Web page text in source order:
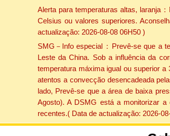
Alerta para temperaturas altas, laranja
Celsius ou valores superiores.
actualização: 2026-08-08 06H50 )
SMG－Info especial：Prevê-se que a
Leste da China. Sob a influência da
temperatura máxima igual ou superior
atentos a convecção desencadeada
lado, Prevê-se que a área de baixa
Agosto). A DSMG está a monitorizar
recentes.( Data de actualização: 2026-